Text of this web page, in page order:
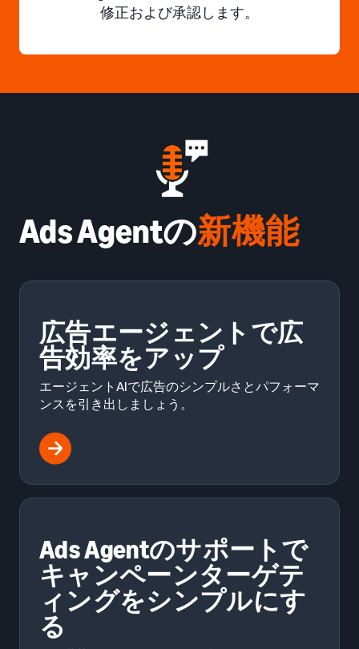
修正および承認します。
Ads Agentの新機能
広告エージェントで広
告効率をアップ
エージェントAIで広告のシンプルさとパフォーマ
ンスを引き出しましょう。
Ads Agentのサポートで
キャンペーンターゲテ
ィングをシンプルにす
る